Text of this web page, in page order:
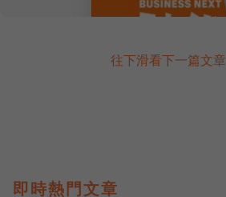
往下滑看下一篇文章
即時熱門文章